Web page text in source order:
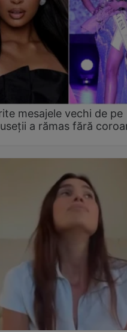
mesajele vechi de pe
a rămas fără